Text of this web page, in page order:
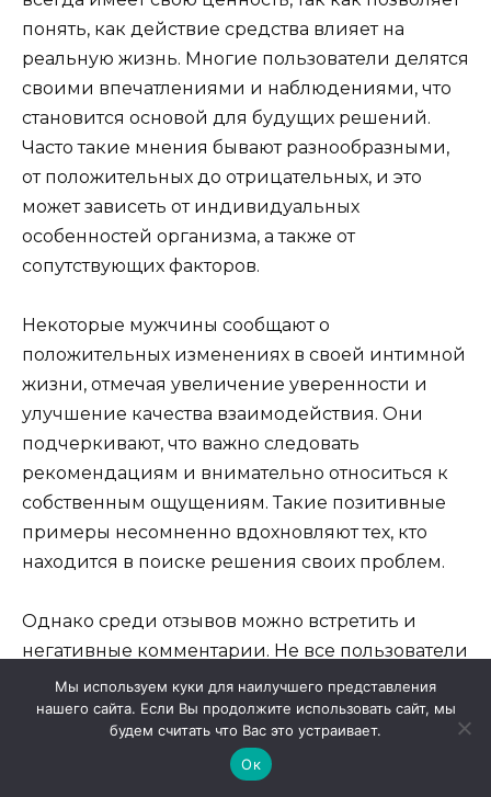
понять, как действие средства влияет на
реальную жизнь. Многие пользователи делятся
своими впечатлениями и наблюдениями, что
становится основой для будущих решений.
Часто такие мнения бывают разнообразными,
от положительных до отрицательных, и это
может зависеть от индивидуальных
особенностей организма, а также от
сопутствующих факторов.
Некоторые мужчины сообщают о
положительных изменениях в своей интимной
жизни, отмечая увеличение уверенности и
улучшение качества взаимодействия. Они
подчеркивают, что важно следовать
рекомендациям и внимательно относиться к
собственным ощущениям. Такие позитивные
примеры несомненно вдохновляют тех, кто
находится в поиске решения своих проблем.
Однако среди отзывов можно встретить и
негативные комментарии. Не все пользователи
получают желаемый эффект, и некоторые
сталкиваются с побочными явлениями. Эти
случаи подчеркивают важность
предварительной консультации с врачом и
Мы используем куки для наилучшего представления
нашего сайта. Если Вы продолжите использовать сайт, мы
будем считать что Вас это устраивает.
Ок